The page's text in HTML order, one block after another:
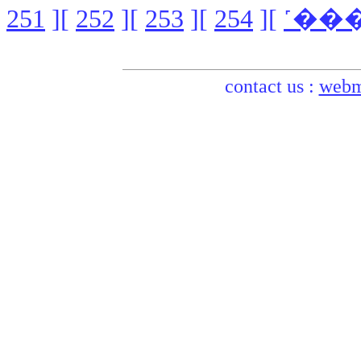
251 ][ 252 ][ 253 ][ 254 ][
contact us :